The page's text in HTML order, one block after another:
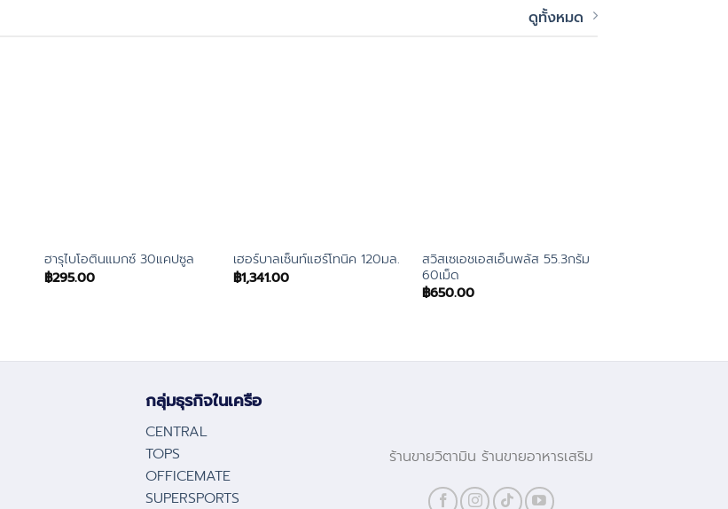
ดูทั้งหมด
ฮารุไบโอตินแมกซ์ 30แคปซูล
฿295.00
เฮอร์บาลเซ็นท์แฮร์โทนิค 120มล.
฿1,341.00
สวิสเซเอชเอสเอ็นพลัส 55.3กรัม
60เม็ด
฿650.00
กลุ่มธุรกิจในเครือ
CENTRAL
TOPS
OFFICEMATE
SUPERSPORTS
ร้านขายวิตามิน ร้านขายอาหารเสริม